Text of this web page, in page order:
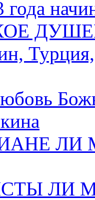
года
ЛИ
ЛИ